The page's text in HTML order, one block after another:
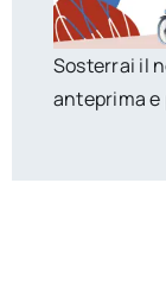
Sosterrai il
anteprima